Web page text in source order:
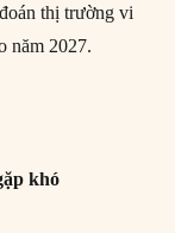
thị trường vi
năm 2027.
khó